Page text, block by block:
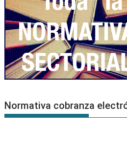
Normativa cobranza